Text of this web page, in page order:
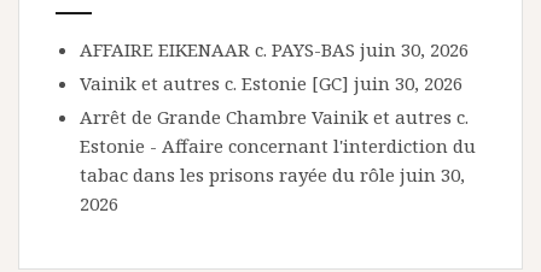
AFFAIRE EIKENAAR c. PAYS-BAS juin 30, 2026
Vainik et autres c. Estonie [GC] juin 30, 2026
Arrêt de Grande Chambre Vainik et autres c.
Estonie - Affaire concernant l'interdiction du
tabac dans les prisons rayée du rôle juin 30,
2026